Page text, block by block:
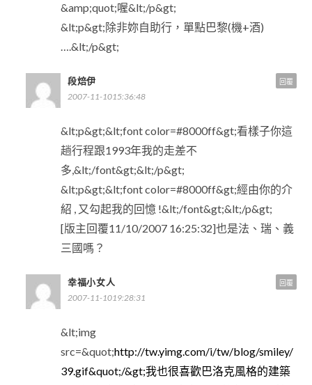
&amp;quot;喔&lt;/p&gt;
&lt;p&gt;除非妳自助行，單點巴黎(機+酒)
….&lt;/p&gt;
段焙伊
2007-11-1015:36:48
&lt;p&gt;&lt;font color=#8000ff&gt;看樣子你這
趟行程跟1993年我的走差不
多,&lt;/font&gt;&lt;/p&gt;
&lt;p&gt;&lt;font color=#8000ff&gt;經由你的介
紹 , 又勾起我的回憶 !&lt;/font&gt;&lt;/p&gt;
[版主回覆11/10/2007 16:25:32]也是法、瑞、義
三國嗎？
回覆
幸福小女人
2007-11-1019:28:31
&lt;img
src=&quot;http://tw.yimg.com/i/tw/blog/smiley/
39.gif&quot;/&gt;我也很喜歡巴洛克風格的建築
回覆